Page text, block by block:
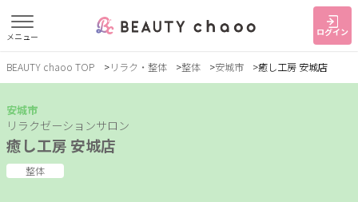
メニュー ログイン
すでに会員の方 はじめてご利用の方
ジャンルで探す
BEAUTY chaoo TOP リラク・整体 整体 安城市 癒し工房 安城店
安城市
リラクゼーションサロン
癒し工房 安城店
整体